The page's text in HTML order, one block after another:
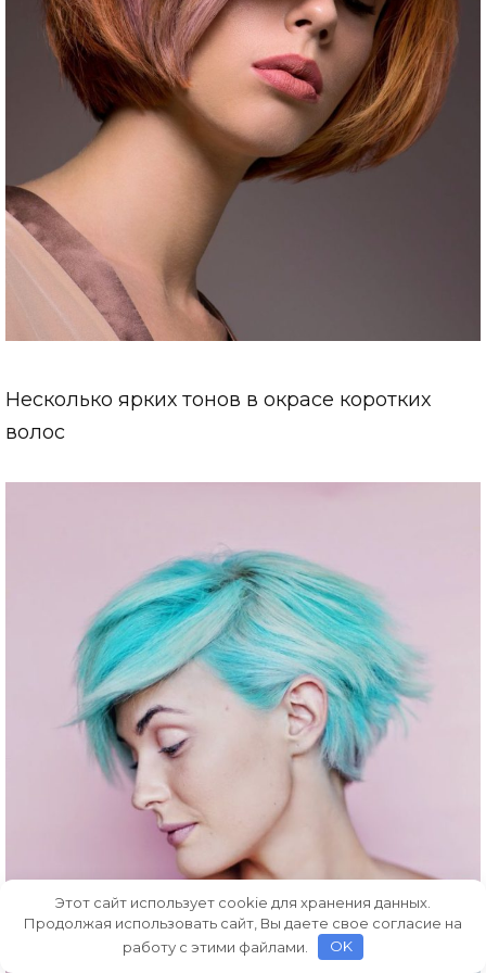
Несколько ярких тонов в окрасе коротких
волос
Этот сайт использует cookie для хранения данных.
Продолжая использовать сайт, Вы даете свое согласие на
работу с этими файлами.
OK